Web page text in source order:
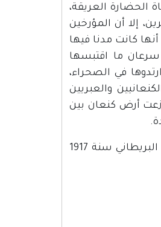
الحضارة العريقة،
إلا أن المؤرخين
كانت مدنا فيها
سرعان ما اقتبسها
في الصحراء،
والعبريين
أرض كنعان بين
ومنذ فجر التاريخ المكتوب أي منذ خمسة آلاف سنة لم تعرف فلسطين حتى عهد الانتداب البريطاني سنة 1917